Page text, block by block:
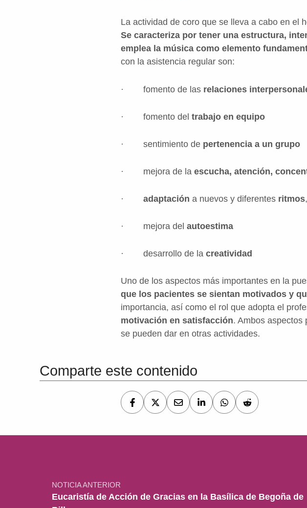
La actividad de coro que se lleva a cabo en el
Se caracteriza por tener una estructura,
emplea la música como elemento
con la asistencia regular son:
· fomento de las relaciones
· fomento del trabajo en equipo
· sentimiento de pertenencia a un grupo
· mejora de la escucha, atención,
· adaptación a nuevos y diferentes ritmos
· mejora del autoestima
· desarrollo de la creatividad
Uno de los aspectos más importantes en la
que los pacientes se sientan motivados y
importancia, así como el rol que adopta el
motivación en satisfacción. Ambos aspectos
se pueden dar en otras actividades.
Comparte este contenido
NOTICIA ANTERIOR
Eucaristía de Acción de Gracias en la Basílica de Begoña de